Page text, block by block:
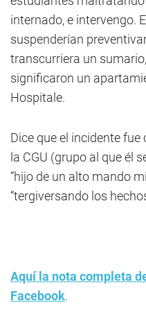
internado, e intervengo.
suspenderían
transcurriera un
significaron un
Hospitale.
Dice que el incidente
la CGU (grupo al que él
“hijo de un alto mando
“tergiversando los
Aquí la nota completa
Facebook.